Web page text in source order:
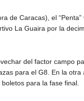
de Caracas), el
La Guaira por la
del factor campo
para el G8. En la
para la fase final.